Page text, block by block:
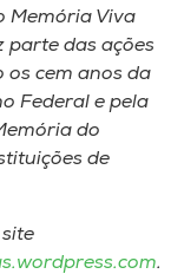
Memória Viva
parte das ações
os cem anos da
Federal e pela
do
de
.